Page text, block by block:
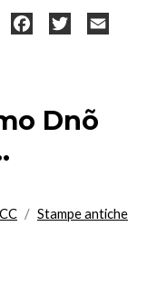
Share FacebookTwitter
Dnõ
Stampe antiche